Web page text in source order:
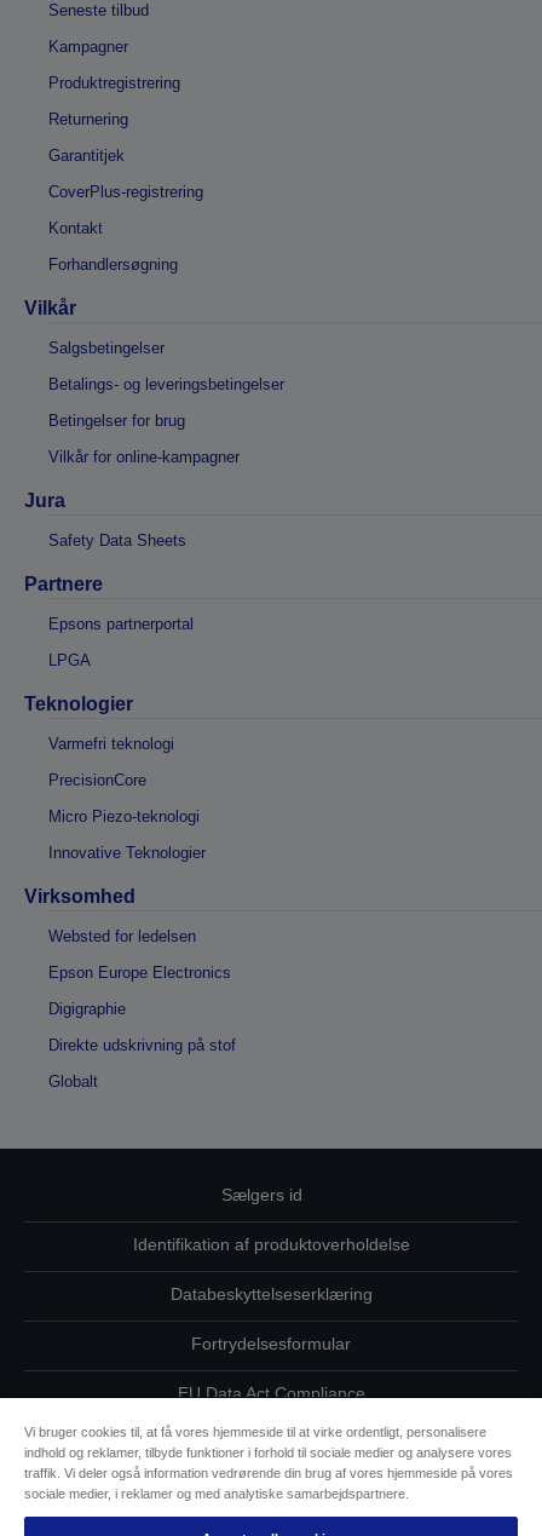
Seneste tilbud
Kampagner
Produktregistrering
Returnering
Garantitjek
CoverPlus-registrering
Kontakt
Forhandlersøgning
Vilkår
Salgsbetingelser
Betalings- og leveringsbetingelser
Betingelser for brug
Vilkår for online-kampagner
Jura
Safety Data Sheets
Partnere
Epsons partnerportal
LPGA
Teknologier
Varmefri teknologi
PrecisionCore
Micro Piezo-teknologi
Innovative Teknologier
Virksomhed
Websted for ledelsen
Epson Europe Electronics
Digigraphie
Direkte udskrivning på stof
Globalt
Sælgers id
Identifikation af produktoverholdelse
Databeskyttelseserklæring
Fortrydelsesformular
EU Data Act Compliance
Kontakt os vedrørende dine data
Oplysninger om cookies
Vi bruger cookies til, at få vores hjemmeside til at virke ordentligt, personalisere
indhold og reklamer, tilbyde funktioner i forhold til sociale medier og analysere vores
traffik. Vi deler også information vedrørende din brug af vores hjemmeside på vores
sociale medier, i reklamer og med analytiske samarbejdspartnere.